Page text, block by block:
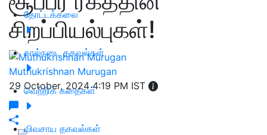
தோட்டக்கலை
கால்நடை தகவல்கள்
வெற்றிக் கதைகள்
விவசாய தகவல்கள்
சிறப்பியல்புகள்!
Muthukrishnan Murugan
29 October, 2024 4:19 PM IST